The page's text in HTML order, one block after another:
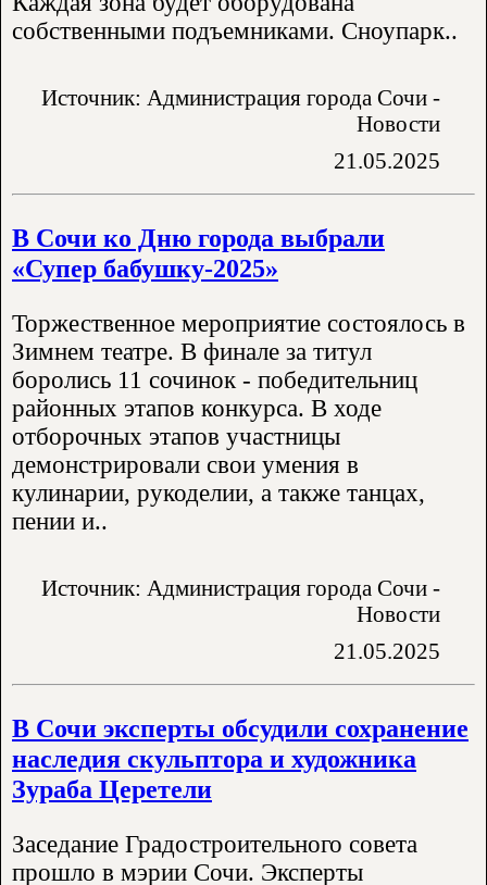
собственными подъемниками. Сноупарк..
Источник: Администрация города Сочи -
Новости
21.05.2025
В Сочи ко Дню города выбрали
«Супер бабушку-2025»
Торжественное мероприятие состоялось в
Зимнем театре. В финале за титул
боролись 11 сочинок - победительниц
районных этапов конкурса. В ходе
отборочных этапов участницы
демонстрировали свои умения в
кулинарии, рукоделии, а также танцах,
пении и..
Источник: Администрация города Сочи -
Новости
21.05.2025
В Сочи эксперты обсудили сохранение
наследия скульптора и художника
Зураба Церетели
Заседание Градостроительного совета
прошло в мэрии Сочи. Эксперты